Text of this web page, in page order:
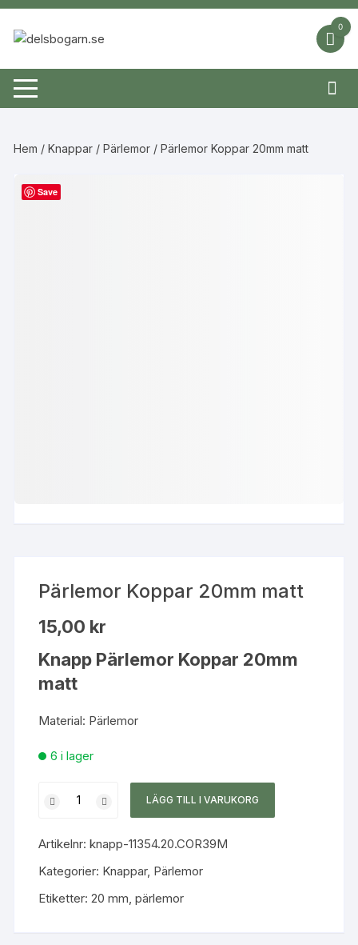
Hoppa
innehåll
0
Hem /Knappar /Pärlemor / Pärlemor Koppar 20mm matt
Save
Pärlemor Koppar 20mm matt
15,00 kr
Knapp Pärlemor Koppar 20mm
matt
Material: Pärlemor
6 i lager
Koppar
matt
mängd
LÄGG TILL I VARUKORG
Artikelnr:knapp-11354.20.COR39M
Kategorier: Knappar, Pärlemor
Etiketter:20 mm ,pärlemor